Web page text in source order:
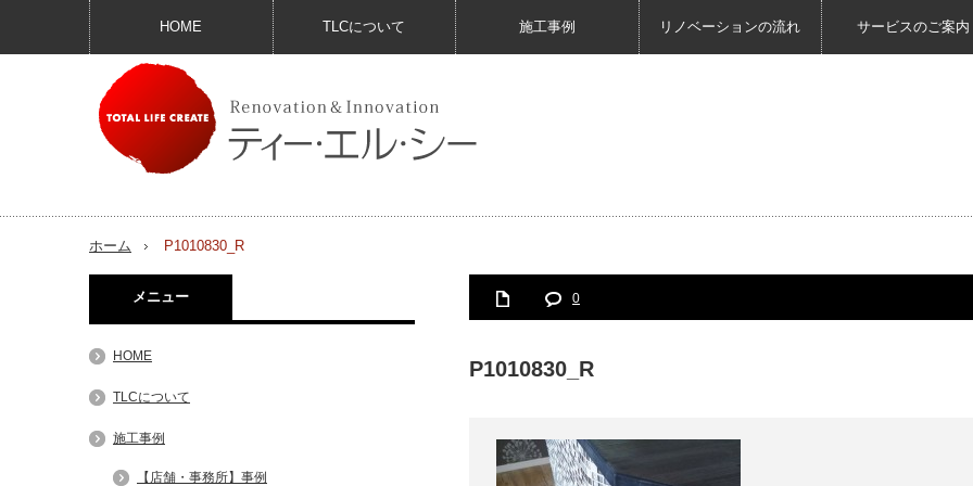
HOME TLCについて 施工事例 リノベーションの流れ サービスのご案内
ホーム P1010830_R
0
P1010830_R
メニュー
HOME
TLCについて
施工事例
【店舗・事務所】事例